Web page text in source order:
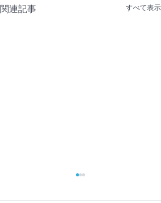
関連記事 すべて表示